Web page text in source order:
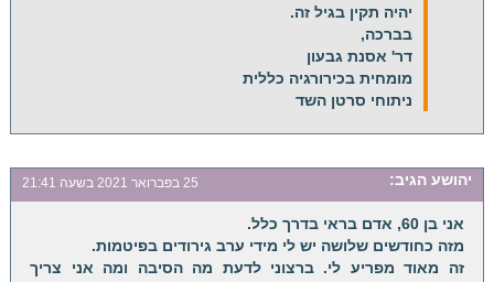
יהיה תקין בגיל זה.
בברכה,
דר' אסנת גבעון
מומחית בכירורגיה כללית
ניתוחי סרטן השד
יהושע הגיב: 25 בפברואר 2021 בשעה 21:41
אני בן 60, אדם בראי בדרך כלל.
מזה כחודשים שלושה יש לי מידי ערב גירודים בפיטמות.
זה מאוד מפריע לי. ברצוני לדעת מה הסיבה ומה אני צריך